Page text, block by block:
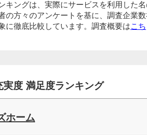
キングは、実際にサービスを利用した
の方々のアンケートを基に、調査企業数
に徹底比較しています。調査概要はこち
実度 満足度ランキング
ホーム